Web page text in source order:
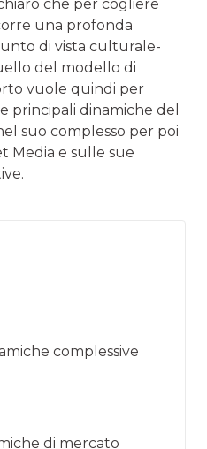
che per cogliere
una profonda
di vista culturale-
del modello di
vuole quindi per
principali dinamiche del
suo complesso per poi
Media e sulle sue
complessive
di mercato